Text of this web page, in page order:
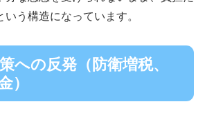
う構造になっています。
への反発（防衛増税、
）